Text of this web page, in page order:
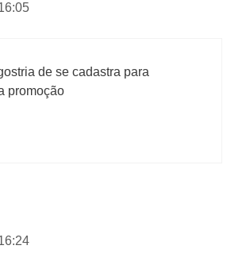
de se cadastra para
promoção